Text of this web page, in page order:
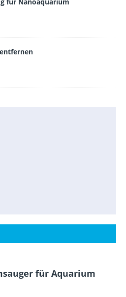
für Aquarium